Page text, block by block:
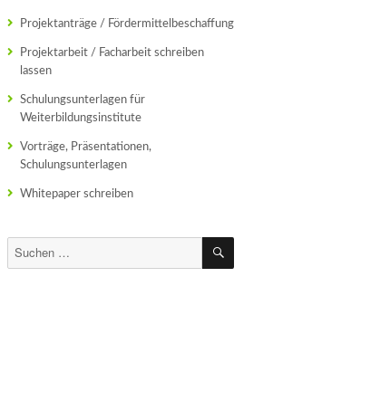
Projektanträge / Fördermittelbeschaffung
Projektarbeit / Facharbeit schreiben
lassen
Schulungsunterlagen für
Weiterbildungsinstitute
Vorträge, Präsentationen,
Schulungsunterlagen
Whitepaper schreiben
Suchen
nach:
SUCHEN